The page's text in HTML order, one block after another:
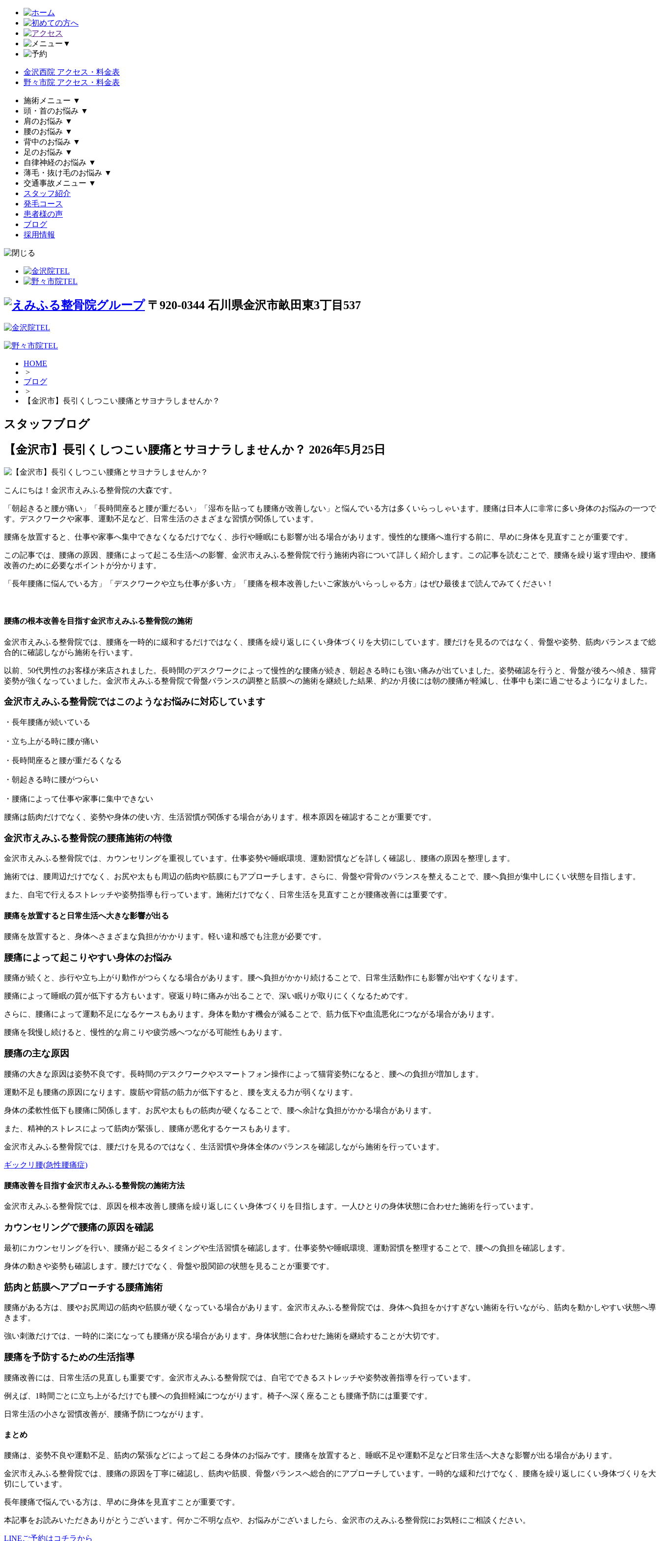
▼
金沢西院 アクセス・料金表
野々市院 アクセス・料金表
施術メニュー ▼
頭・首のお悩み ▼
肩のお悩み ▼
腰のお悩み ▼
背中のお悩み ▼
足のお悩み ▼
自律神経のお悩み ▼
薄毛・抜け毛のお悩み ▼
交通事故メニュー ▼
スタッフ紹介
発毛コース
患者様の声
ブログ
採用情報
〒920-0344 石川県金沢市畝田東3丁目537
HOME
>
ブログ
>
【金沢市】長引くしつこい腰痛とサヨナラしませんか？
スタッフブログ
【金沢市】長引くしつこい腰痛とサヨナラしませんか？ 2026年5月25日
こんにちは！金沢市えみふる整骨院の大森です。
「朝起きると腰が痛い」「長時間座ると腰が重だるい」「湿布を貼っても腰痛が改善しない」と悩んでいる方は多くいらっしゃいます。腰痛は日本人に非常に多い身体のお悩みの一つで
す。デスクワークや家事、運動不足など、日常生活のさまざまな習慣が関係しています。
腰痛を放置すると、仕事や家事へ集中できなくなるだけでなく、歩行や睡眠にも影響が出る場合があります。慢性的な腰痛へ進行する前に、早めに身体を見直すことが重要です。
この記事では、腰痛の原因、腰痛によって起こる生活への影響、金沢市えみふる整骨院で行う施術内容について詳しく紹介します。この記事を読むことで、腰痛を繰り返す理由や、腰痛
改善のために必要なポイントが分かります。
「長年腰痛に悩んでいる方」「デスクワークや立ち仕事が多い方」「腰痛を根本改善したいご家族がいらっしゃる方」はぜひ最後まで読んでみてください！
腰痛の根本改善を目指す金沢市えみふる整骨院の施術
金沢市えみふる整骨院では、腰痛を一時的に緩和するだけではなく、腰痛を繰り返しにくい身体づくりを大切にしています。腰だけを見るのではなく、骨盤や姿勢、筋肉バランスまで総
合的に確認しながら施術を行います。
以前、50代男性のお客様が来店されました。長時間のデスクワークによって慢性的な腰痛が続き、朝起きる時にも強い痛みが出ていました。姿勢確認を行うと、骨盤が後ろへ傾き、猫背
姿勢が強くなっていました。金沢市えみふる整骨院で骨盤バランスの調整と筋膜への施術を継続した結果、約2か月後には朝の腰痛が軽減し、仕事中も楽に過ごせるようになりました。
金沢市えみふる整骨院ではこのようなお悩みに対応しています
・長年腰痛が続いている
・立ち上がる時に腰が痛い
・長時間座ると腰が重だるくなる
・朝起きる時に腰がつらい
・腰痛によって仕事や家事に集中できない
腰痛は筋肉だけでなく、姿勢や身体の使い方、生活習慣が関係する場合があります。根本原因を確認することが重要です。
金沢市えみふる整骨院の腰痛施術の特徴
金沢市えみふる整骨院では、カウンセリングを重視しています。仕事姿勢や睡眠環境、運動習慣などを詳しく確認し、腰痛の原因を整理します。
施術では、腰周辺だけでなく、お尻や太もも周辺の筋肉や筋膜にもアプローチします。さらに、骨盤や背骨のバランスを整えることで、腰へ負担が集中しにくい状態を目指します。
また、自宅で行えるストレッチや姿勢指導も行っています。施術だけでなく、日常生活を見直すことが腰痛改善には重要です。
腰痛を放置すると日常生活へ大きな影響が出る
腰痛を放置すると、身体へさまざまな負担がかかります。軽い違和感でも注意が必要です。
腰痛によって起こりやすい身体のお悩み
腰痛が続くと、歩行や立ち上がり動作がつらくなる場合があります。腰へ負担がかかり続けることで、日常生活動作にも影響が出やすくなります。
腰痛によって睡眠の質が低下する方もいます。寝返り時に痛みが出ることで、深い眠りが取りにくくなるためです。
さらに、腰痛によって運動不足になるケースもあります。身体を動かす機会が減ることで、筋力低下や血流悪化につながる場合があります。
腰痛を我慢し続けると、慢性的な肩こりや疲労感へつながる可能性もあります。
腰痛の主な原因
腰痛の大きな原因は姿勢不良です。長時間のデスクワークやスマートフォン操作によって猫背姿勢になると、腰への負担が増加します。
運動不足も腰痛の原因になります。腹筋や背筋の筋力が低下すると、腰を支える力が弱くなります。
身体の柔軟性低下も腰痛に関係します。お尻や太ももの筋肉が硬くなることで、腰へ余計な負担がかかる場合があります。
また、精神的ストレスによって筋肉が緊張し、腰痛が悪化するケースもあります。
金沢市えみふる整骨院では、腰だけを見るのではなく、生活習慣や身体全体のバランスを確認しながら施術を行っています。
ギックリ腰(急性腰痛症)
腰痛改善を目指す金沢市えみふる整骨院の施術方法
金沢市えみふる整骨院では、原因を根本改善し腰痛を繰り返しにくい身体づくりを目指します。一人ひとりの身体状態に合わせた施術を行っています。
カウンセリングで腰痛の原因を確認
最初にカウンセリングを行い、腰痛が起こるタイミングや生活習慣を確認します。仕事姿勢や睡眠環境、運動習慣を整理することで、腰への負担を確認します。
身体の動きや姿勢も確認します。腰だけでなく、骨盤や股関節の状態を見ることが重要です。
筋肉と筋膜へアプローチする腰痛施術
腰痛がある方は、腰やお尻周辺の筋肉や筋膜が硬くなっている場合があります。金沢市えみふる整骨院では、身体へ負担をかけすぎない施術を行いながら、筋肉を動かしやすい状態へ導
きます。
強い刺激だけでは、一時的に楽になっても腰痛が戻る場合があります。身体状態に合わせた施術を継続することが大切です。
腰痛を予防するための生活指導
腰痛改善には、日常生活の見直しも重要です。金沢市えみふる整骨院では、自宅でできるストレッチや姿勢改善指導を行っています。
例えば、1時間ごとに立ち上がるだけでも腰への負担軽減につながります。椅子へ深く座ることも腰痛予防には重要です。
日常生活の小さな習慣改善が、腰痛予防につながります。
まとめ
腰痛は、姿勢不良や運動不足、筋肉の緊張などによって起こる身体のお悩みです。腰痛を放置すると、睡眠不足や運動不足など日常生活へ大きな影響が出る場合があります。
金沢市えみふる整骨院では、腰痛の原因を丁寧に確認し、筋肉や筋膜、骨盤バランスへ総合的にアプローチしています。一時的な緩和だけでなく、腰痛を繰り返しにくい身体づくりを大
切にしています。
長年腰痛で悩んでいる方は、早めに身体を見直すことが重要です。
本記事をお読みいただきありがとうございます。何かご不明な点や、お悩みがございましたら、金沢市のえみふる整骨院にお気軽にご相談ください。
LINEご予約はコチラから